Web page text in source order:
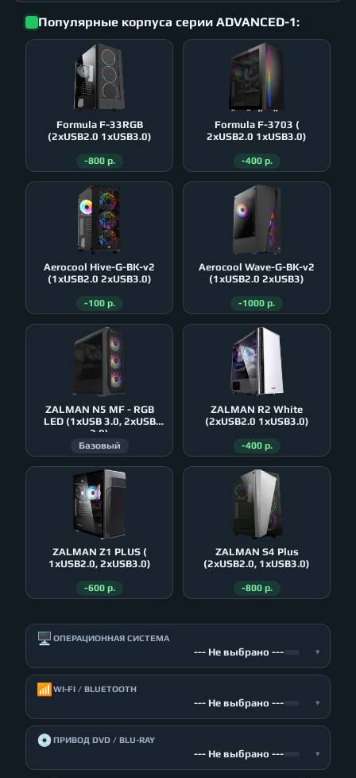
Популярные корпуса серии ADVANCED-1:
Formula F-33RGB
(2xUSB2.0 1xUSB3.0)
-800 р.
Formula F-3703 (
2xUSB2.0 1xUSB3.0)
-400 р.
Aerocool Hive-G-BK-v2
(1xUSB2.0 2xUSB3.0)
-100 р.
Aerocool Wave-G-BK-v2
(1xUSB2.0 2xUSB3)
-1000 р.
ZALMAN N5 MF - RGB
LED (1xUSB 3.0, 2xUSB
2.0)
Базовый
ZALMAN R2 White
(2xUSB2.0 1xUSB3.0)
-400 р.
ZALMAN Z1 PLUS (
1xUSB2.0, 2xUSB3.0)
-600 р.
ZALMAN S4 Plus
(2xUSB2.0, 1xUSB3.0)
-800 р.
🖥️ ОПЕРАЦИОННАЯ СИСТЕМА
--- Не выбрано --- ▾
📶 WI-FI / BLUETOOTH
--- Не выбрано --- ▾
💿ПРИВОД DVD / BLU-RAY
--- Не выбрано --- ▾